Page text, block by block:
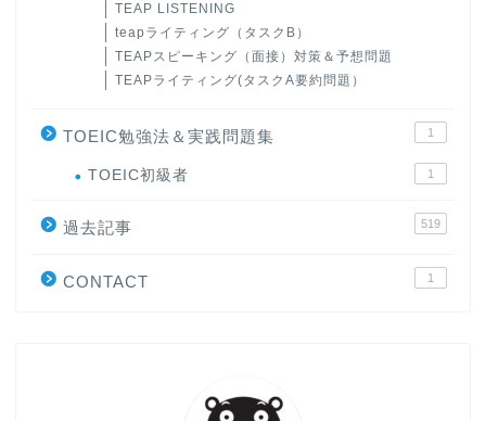
TEAP LISTENING
teapライティング（タスクB）
TEAPスピーキング（面接）対策＆予想問題
TEAPライティング(タスクA要約問題）
TOEIC勉強法＆実践問題集 1
TOEIC初級者 1
過去記事 519
CONTACT 1
大学入試英語対策講座